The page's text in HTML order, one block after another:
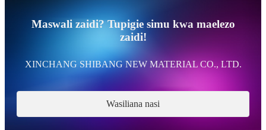
Maswali zaidi? Tupigie simu kwa maelezo
zaidi!
XINCHANG SHIBANG NEW MATERIAL CO., LTD.
Wasiliana nasi